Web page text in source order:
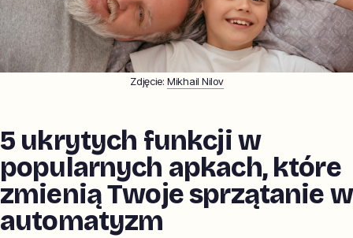
Zdjęcie: Mikhail Nilov
5 ukrytych funkcji w
popularnych apkach, które
zmienią Twoje sprzątanie w
automatyzm